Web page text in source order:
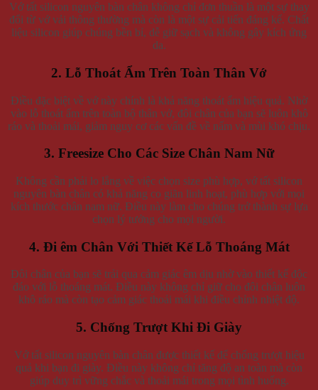
Vớ tất silicon nguyên bàn chân không chỉ đơn thuần là một sự thay
đổi từ vớ vải thông thường mà còn là một sự cải tiến đáng kể. Chất
liệu silicon giúp chúng bền bỉ, dễ giữ sạch và không gây kích ứng
da.
2. Lỗ Thoát Ẩm Trên Toàn Thân Vớ
Điều đặc biệt về vớ này chính là khả năng thoát ẩm hiệu quả. Nhờ
vào lỗ thoát ẩm trên toàn bộ thân vớ, đôi chân của bạn sẽ luôn khô
ráo và thoải mái, giảm nguy cơ các vấn đề về nấm và mùi khó chịu.
3. Freesize Cho Các Size Chân Nam Nữ
Không cần phải lo lắng về việc chọn size phù hợp, vớ tất silicon
nguyên bàn chân có khả năng co giãn linh hoạt, phù hợp với mọi
kích thước chân nam nữ. Điều này làm cho chúng trở thành sự lựa
chọn lý tưởng cho mọi người.
4. Đi êm Chân Với Thiết Kế Lỗ Thoáng Mát
Đôi chân của bạn sẽ trải qua cảm giác êm dịu nhờ vào thiết kế độc
đáo với lỗ thoáng mát. Điều này không chỉ giữ cho đôi chân luôn
khô ráo mà còn tạo cảm giác thoải mái khi điều chỉnh nhiệt độ.
5. Chống Trượt Khi Đi Giày
Vớ tất silicon nguyên bàn chân được thiết kế để chống trượt hiệu
quả khi bạn đi giày. Điều này không chỉ tăng độ an toàn mà còn
giúp duy trì vững chắc và thoải mái trong mọi tình huống.